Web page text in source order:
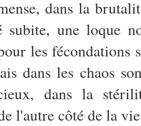
dans la
une loque
les fécondations
dans les chaos
dans la
l'autre côté de la